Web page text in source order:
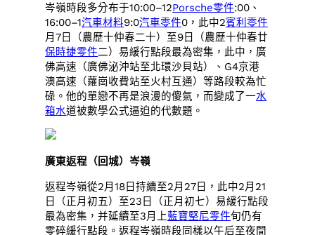
岑嶺時段多分布于10:00–12Porsche零件:00、
16:00–1汽車材料9:0汽車零件0，此中2賓利零件
月7日（農歷十仲春二十）至9日（農歷十仲春廿
保時捷零件二）易緩行點段最為密集，此中，廣
佛高速（廣佛泌沖站至北環沙貝站）、G4京港
澳高速（蘿崗收費站至火村互通）等路段較為忙
碌。他的單戀不再是浪漫的傻氣，而變成了一水
箱水道被數學公式逼迫的代數題。
廣東返程（回城）岑嶺
返程岑嶺從2月18日持續至2月27日，此中2月21
日（正月初五）至23日（正月初七）易緩行點段
最為密集，并延續至3月上藍寶堅尼零件旬仍有
零碎緩行點段。返程岑嶺時段同樣以午后至夜間